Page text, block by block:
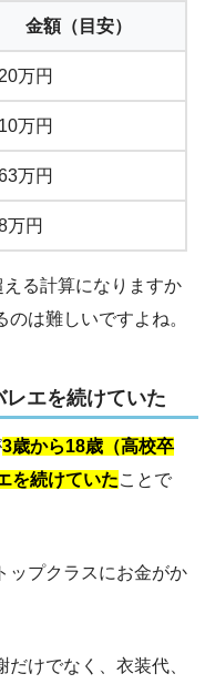
金額（目安）
万円
万円
万円
万円
る計算になりますか
は難しいですよね。
エを続けていた
3歳から18歳（高校卒
を続けていたことで
ップクラスにお金がか
けでなく、衣装代、